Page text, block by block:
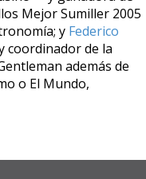
Mejor Sumiller 2005
y Federico
coordinador de la
además de
o El Mundo,